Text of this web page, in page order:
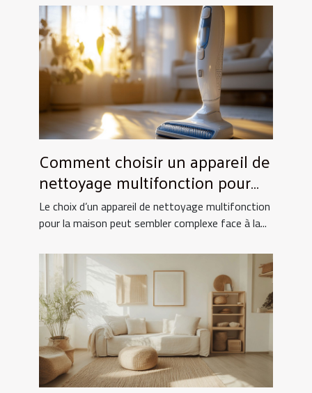
Comment choisir un appareil de
nettoyage multifonction pour
votre maison ?
Le choix d’un appareil de nettoyage multifonction
pour la maison peut sembler complexe face à la...